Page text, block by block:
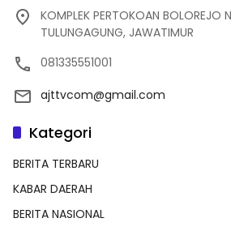
KOMPLEK PERTOKOAN BOLOREJO
TULUNGAGUNG, JAWATIMUR
081335551001
ajttvcom@gmail.com
Kategori
BERITA TERBARU
KABAR DAERAH
BERITA NASIONAL